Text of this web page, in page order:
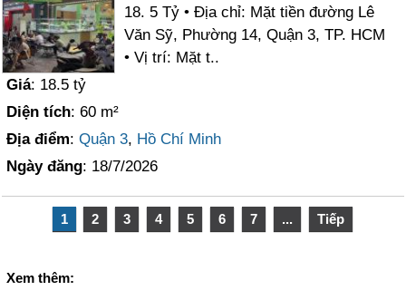
18. 5 Tỷ • Địa chỉ: Mặt tiền đường Lê
Văn Sỹ, Phường 14, Quận 3, TP. HCM
• Vị trí: Mặt t..
Giá: 18.5 tỷ
Diện tích: 60 m²
Địa điểm:Quận 3, Hồ Chí Minh
Ngày đăng: 18/7/2026
1 2 3 4 5 6 7 ... Tiếp
Xem thêm: